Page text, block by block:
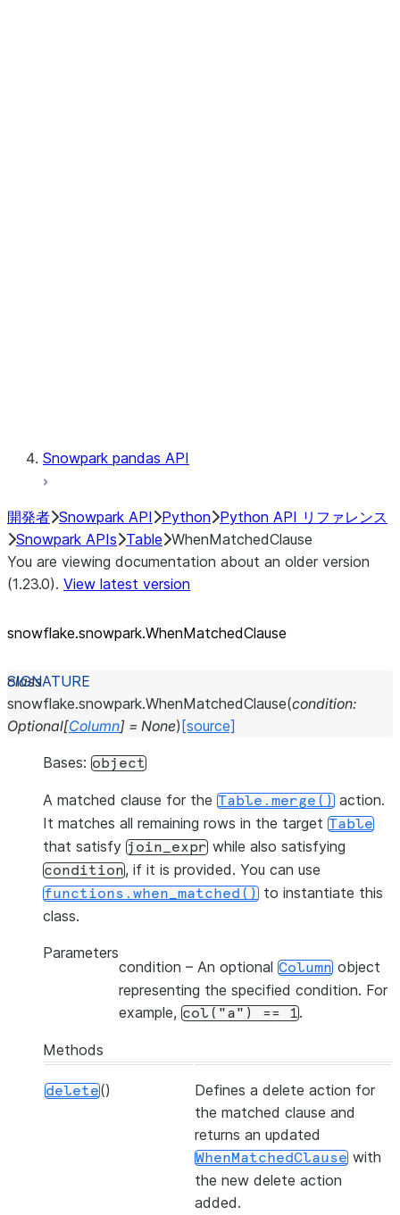
Snowpark pandas API
開発者 Snowpark API Python Python API リファレンス
Snowpark APIs Table WhenMatchedClause
You are viewing documentation about an older version
(1.23.0). View latest version
snowflake.snowpark.WhenMatchedClause
class
snowflake.snowpark.WhenMatchedClause(condition:
Optional[Column] = None) [source]
Bases: object
A matched clause for the Table.merge() action.
It matches all remaining rows in the target Table
that satisfy join_expr while also satisfying
condition, if it is provided. You can use
functions.when_matched() to instantiate this
class.
Parameters
condition – An optional Column object
representing the specified condition. For
example, col("a") == 1.
Methods
delete()
Defines a delete action for
the matched clause and
returns an updated
WhenMatchedClause with
the new delete action
added.